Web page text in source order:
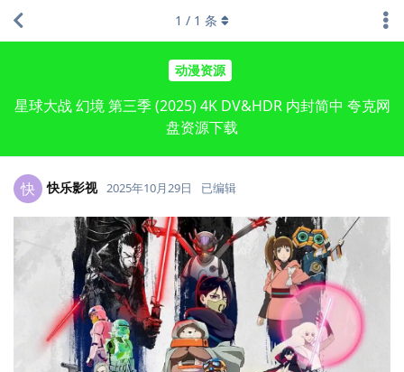
动漫资源
星球大战 幻境 第三季 (2025) 4K DV&HDR 内封简中 夸克网
盘资源下载
1 / 1 条
快 快乐影视 2025年10月29日 已编辑